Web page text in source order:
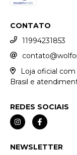
CONTATO
11994231853
Loja oficial
Brasil e
REDES SOCIAIS
NEWSLETTER